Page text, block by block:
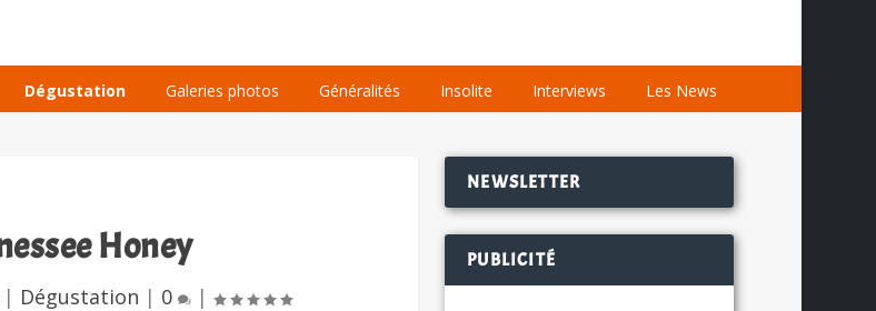
Dégustation Galeries photos Généralités Insolite Interviews Les News
Honey
| Dégustation | 0 |
NEWSLETTER
PUBLICITÉ